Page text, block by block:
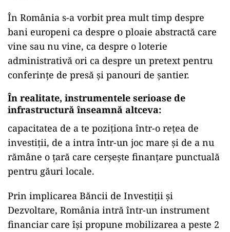
În România s-a vorbit prea mult timp despre
bani europeni ca despre o ploaie abstractă care
vine sau nu vine, ca despre o loterie
administrativă ori ca despre un pretext pentru
conferințe de presă și panouri de șantier.
În realitate, instrumentele serioase de
infrastructură înseamnă altceva:
capacitatea de a te poziționa într-o rețea de
investiții, de a intra într-un joc mare și de a nu
rămâne o țară care cerșește finanțare punctuală
pentru găuri locale.
Prin implicarea Băncii de Investiții și
Dezvoltare, România intră într-un instrument
financiar care își propune mobilizarea a peste 2